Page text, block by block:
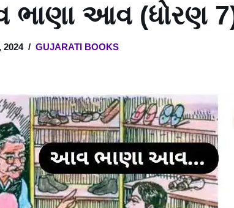
આવ (ધોરણ 7)
2024 GUJARATI BOOKS